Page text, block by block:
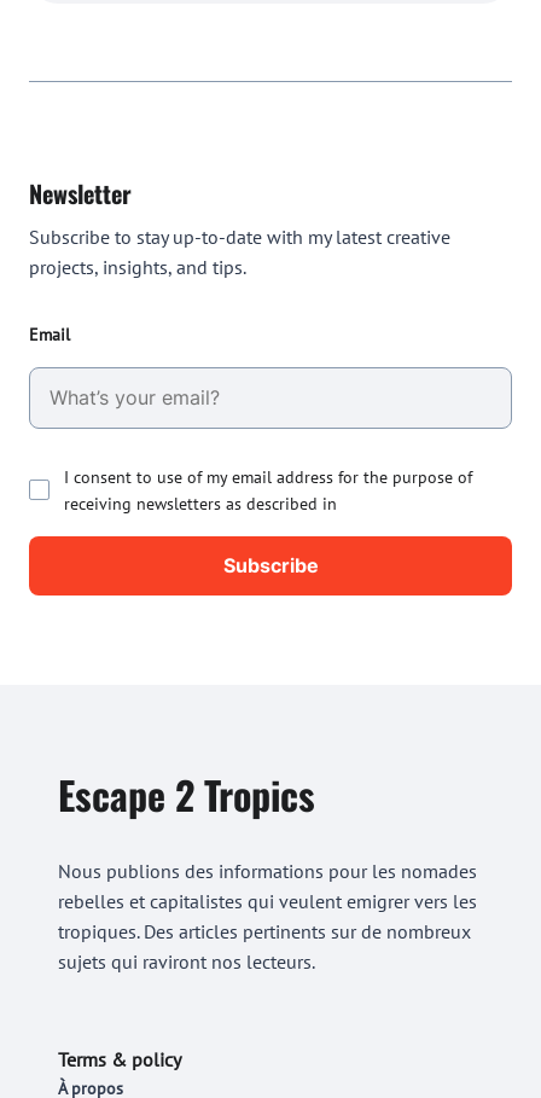
Newsletter
Subscribe to stay up-to-date with my latest creative
projects, insights, and tips.
Email
I consent to use of my email address for the purpose of
receiving newsletters as described in
Escape 2 Tropics
Nous publions des informations pour les nomades
rebelles et capitalistes qui veulent emigrer vers les
tropiques. Des articles pertinents sur de nombreux
sujets qui raviront nos lecteurs.
Terms & policy
À propos